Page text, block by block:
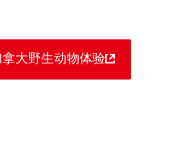
大野生动物体验